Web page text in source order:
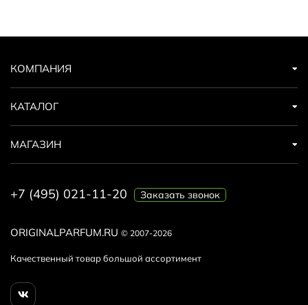
ORIGINALPARFUM.RU © 2007-2026
Качественный товар большой ассортимент
КОМПАНИЯ
КАТАЛОГ
МАГАЗИН
+7 (495) 021-11-20 Заказать звонок